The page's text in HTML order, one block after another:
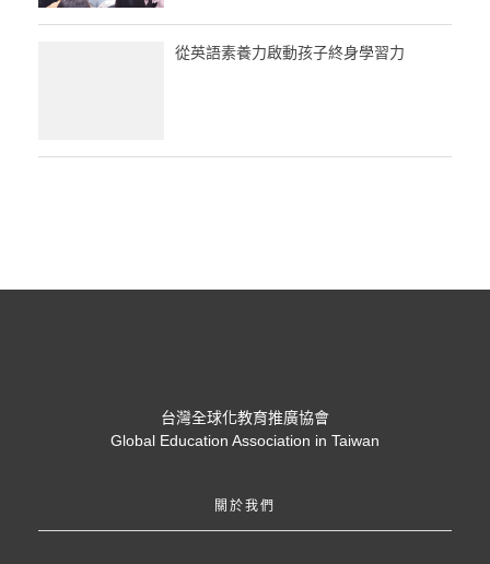
從英語素養力啟動孩子終身學習力
台灣全球化教育推廣協會
Global Education Association in Taiwan
關於我們